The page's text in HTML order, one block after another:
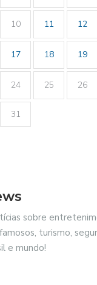
10 11 12
17 18 19
24 25 26
31
sobre
turismo,
e mundo!